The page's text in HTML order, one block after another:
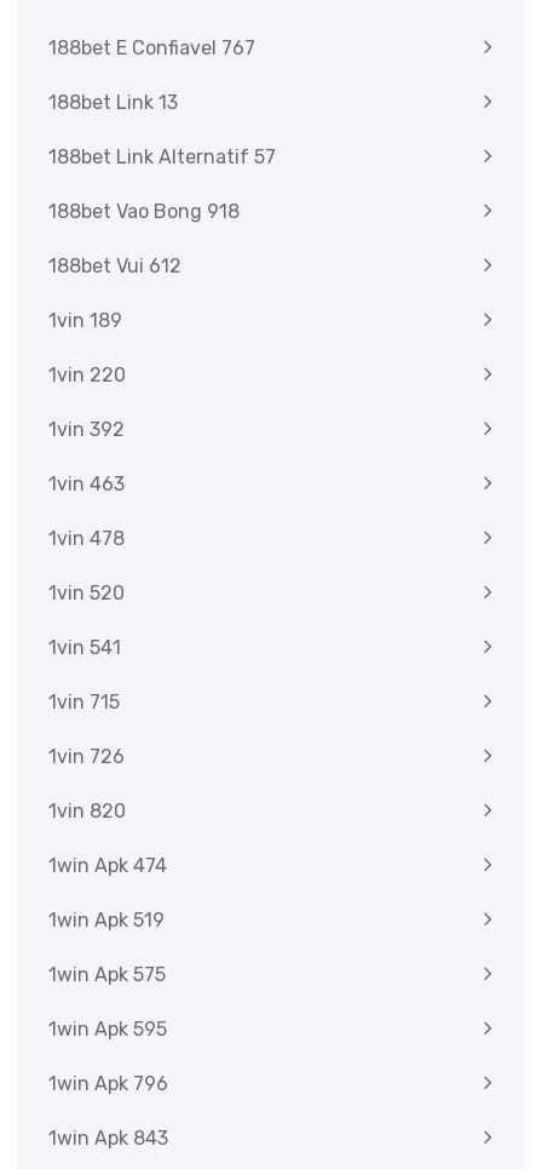
188bet E Confiavel 767
188bet Link 13
188bet Link Alternatif 57
188bet Vao Bong 918
188bet Vui 612
1vin 189
1vin 220
1vin 392
1vin 463
1vin 478
1vin 520
1vin 541
1vin 715
1vin 726
1vin 820
1win Apk 474
1win Apk 519
1win Apk 575
1win Apk 595
1win Apk 796
1win Apk 843